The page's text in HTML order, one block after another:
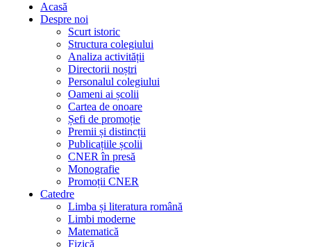
Acasă
Despre noi
Scurt istoric
Structura colegiului
Analiza activității
Directorii noștri
Personalul colegiului
Oameni ai școlii
Cartea de onoare
Șefi de promoție
Premii și distincții
Publicațiile școlii
CNER în presă
Monografie
Promoții CNER
Catedre
Limba și literatura română
Limbi moderne
Matematică
Fizică